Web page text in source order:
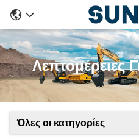
Λεπτομέρειες
Όλες οι κατηγορίες